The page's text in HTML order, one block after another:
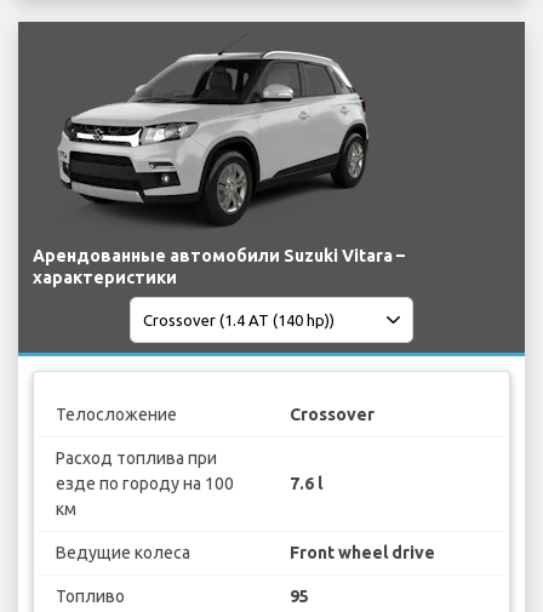
Арендованные автомобили Suzuki Vitara –
характеристики
Телосложение Crossover
Расход топлива при
езде по городу на 100
км
7.6 l
Ведущие колеса Front wheel drive
Топливо 95